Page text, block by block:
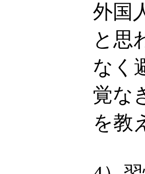
外国
と思
なく
覚な
を教